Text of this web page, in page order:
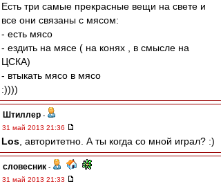
Есть три самые прекрасные вещи на свете и
все они связаны с мясом:
- есть мясо
- ездить на мясе ( на конях , в смысле на
ЦСКА)
- втыкать мясо в мясо
:))))
Штиллер -
31 май 2013 21:36
Los , авторитетно. А ты когда со мной играл? :)
словесник -
31 май 2013 21:33